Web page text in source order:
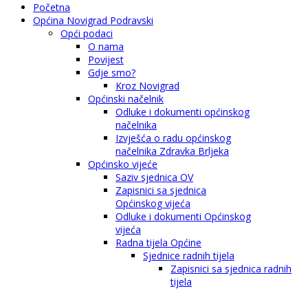
Početna
Općina Novigrad Podravski
Opći podaci
O nama
Povijest
Gdje smo?
Kroz Novigrad
Općinski načelnik
Odluke i dokumenti općinskog
načelnika
Izvješća o radu općinskog
načelnika Zdravka Brljeka
Općinsko vijeće
Saziv sjednica OV
Zapisnici sa sjednica
Općinskog vijeća
Odluke i dokumenti Općinskog
vijeća
Radna tijela Općine
Sjednice radnih tijela
Zapisnici sa sjednica radnih
tijela